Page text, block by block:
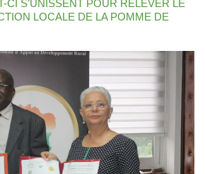
CI S’UNISSENT POUR RELEVER LE
LOCALE DE LA POMME DE